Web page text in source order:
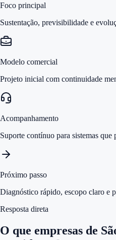
Foco principal
Sustentação, previsibilidade e
Modelo comercial
Projeto inicial com continuidade
Acompanhamento
Suporte contínuo para sistemas que
Próximo passo
Diagnóstico rápido, escopo claro e
Resposta direta
O que empresas de